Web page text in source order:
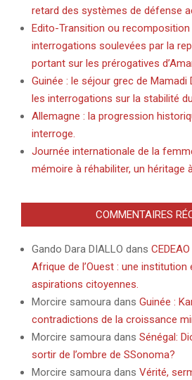
retard des systèmes de défense
Edito-Transition ou recomposition
interrogations soulevées par la
portant sur les prérogatives
Guinée : le séjour grec de Mamadi
les interrogations sur la stabilité
Allemagne : la progression
interroge.
Journée internationale de la
mémoire à réhabiliter, un héritage
COMMENTAIRES
Gando Dara DIALLO dans
Afrique de l’Ouest : une institution
aspirations citoyennes.
Morcire samoura dans Guinée :
contradictions de la croissance
Morcire samoura dans Sénégal:
sortir de l’ombre de SSonoma?
Morcire samoura dans Vérité,